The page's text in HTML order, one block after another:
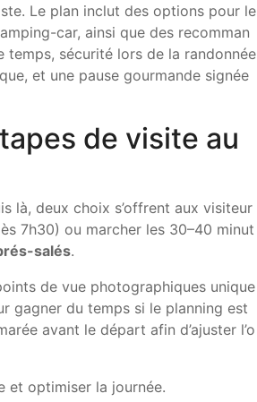
Le plan inclut des options pour le
car, ainsi que des recomman
temps, sécurité lors de la randonnée
et une pause gourmande signée
de visite au
là, deux choix s’offrent aux visiteur
7h30) ou marcher les 30–40 minut
salés.
de vue photographiques unique
gagner du temps si le planning est
avant le départ afin d’ajuster l’o
et optimiser la journée.